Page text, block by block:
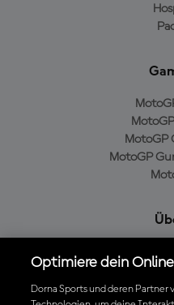
MotoGP
MotoGP
Optimiere dein
Dorna Sports und deren Partner